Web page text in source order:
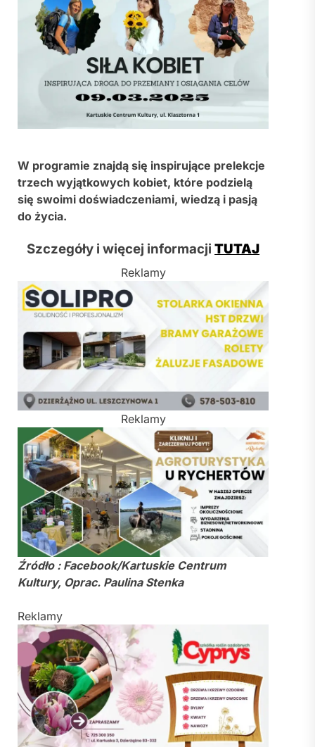
W programie znajdą się inspirujące prelekcje
trzech wyjątkowych kobiet, które podzielą
się swoimi doświadczeniami, wiedzą i pasją
do życia.
Szczegóły i więcej informacji TUTAJ
Reklamy
Reklamy
Źródło : Facebook/Kartuskie Centrum
Kultury, Oprac. Paulina Stenka
Reklamy